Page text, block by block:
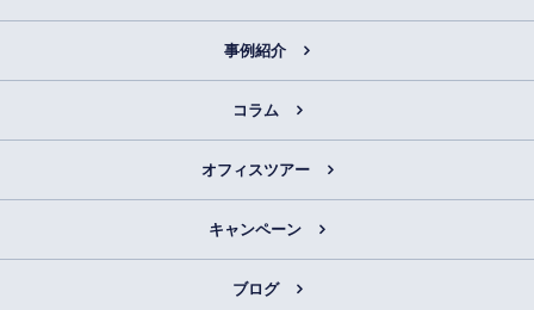
事例紹介
コラム
オフィスツアー
キャンペーン
ブログ